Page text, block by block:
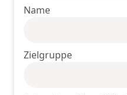
Name
Zielgruppe